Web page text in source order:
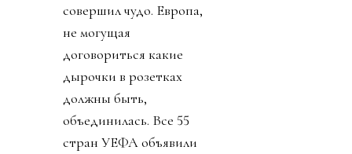
совершил чудо. Европа,
не могущая
договориться какие
дырочки в розетках
должны быть,
объединилась. Все 55
стран УЕФА объявили